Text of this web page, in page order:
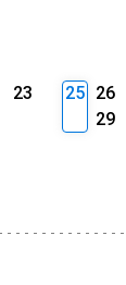
23
25 26
29